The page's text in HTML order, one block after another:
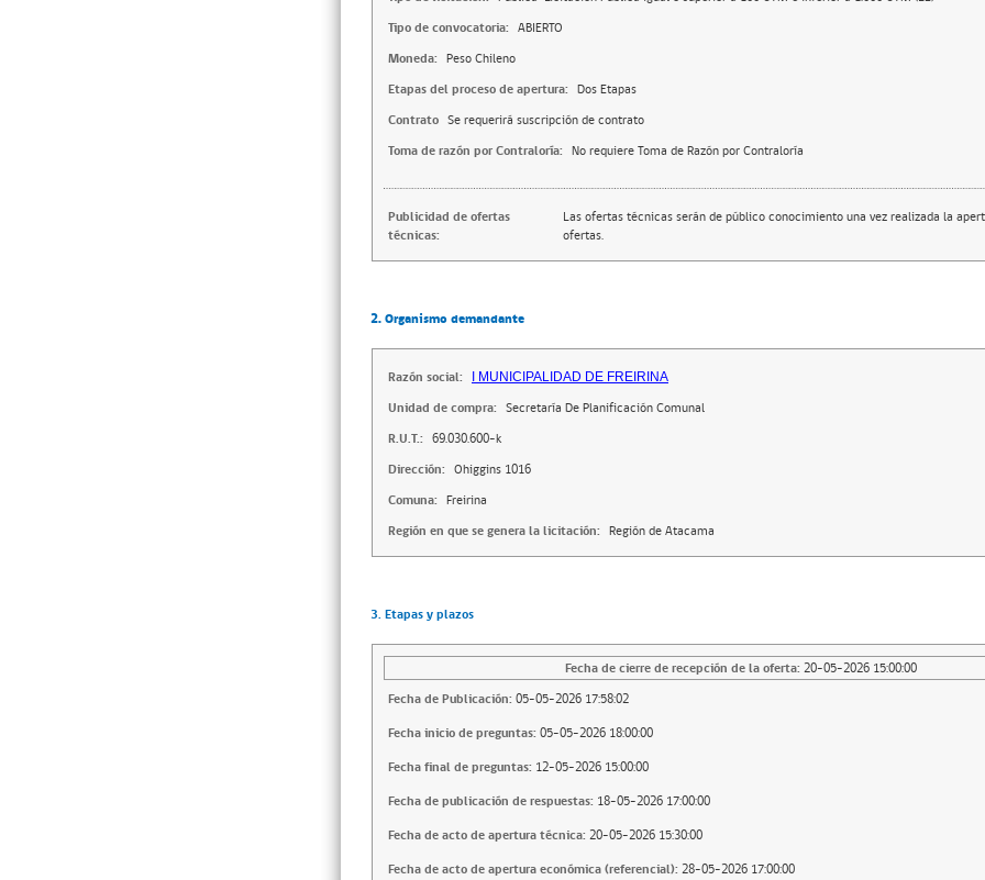
Tipo de convocatoria: ABIERTO
Moneda: Peso Chileno
Etapas del proceso de apertura: Dos Etapas
Contrato Se requerirá suscripción de contrato
Toma de razón por Contraloría: No requiere Toma de Razón por Contraloría
Publicidad de ofertas
técnicas:
Las ofertas técnicas serán de público conocimiento una vez realizada la
ofertas.
2. Organismo demandante
Razón social: I MUNICIPALIDAD DE FREIRINA
Unidad de compra: Secretaría De Planificación Comunal
R.U.T.: 69.030.600-k
Dirección: Ohiggins 1016
Comuna: Freirina
Región en que se genera la licitación: Región de Atacama
3. Etapas y plazos
Fecha de cierre de recepción de la oferta: 20-05-2026 15:00:00
Fecha de Publicación: 05-05-2026 17:58:02
Fecha inicio de preguntas: 05-05-2026 18:00:00
Fecha final de preguntas: 12-05-2026 15:00:00
Fecha de publicación de respuestas: 18-05-2026 17:00:00
Fecha de acto de apertura técnica: 20-05-2026 15:30:00
Fecha de acto de apertura económica (referencial): 28-05-2026 17:00:00